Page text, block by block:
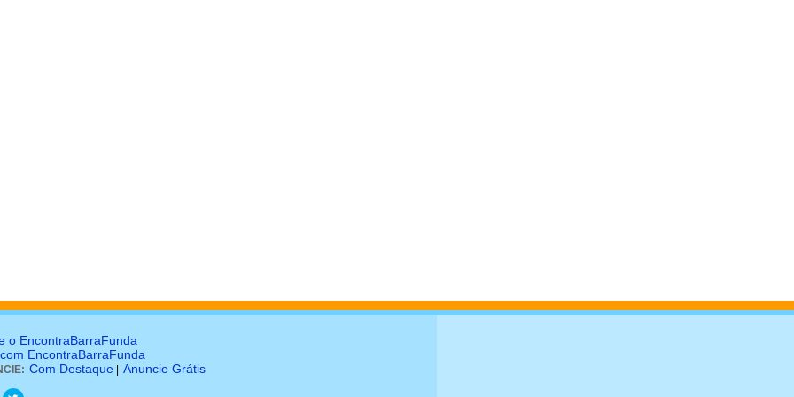
o EncontraBarraFunda
EncontraBarraFunda
Com Destaque Anuncie Grátis